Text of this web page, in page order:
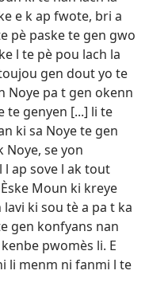
e k ap fwote, bri a
pè paske te gen gwo
l te pè pou lach la
gen dout yo te
Noye pa t gen okenn
te genyen [...] li te
ki sa Noye te gen
Noye, se yon
l ap sove l ak tout
Moun ki kreye
ki sou tè a pa t ka
gen konfyans nan
pwomès li. E
li menm ni fanmi l te